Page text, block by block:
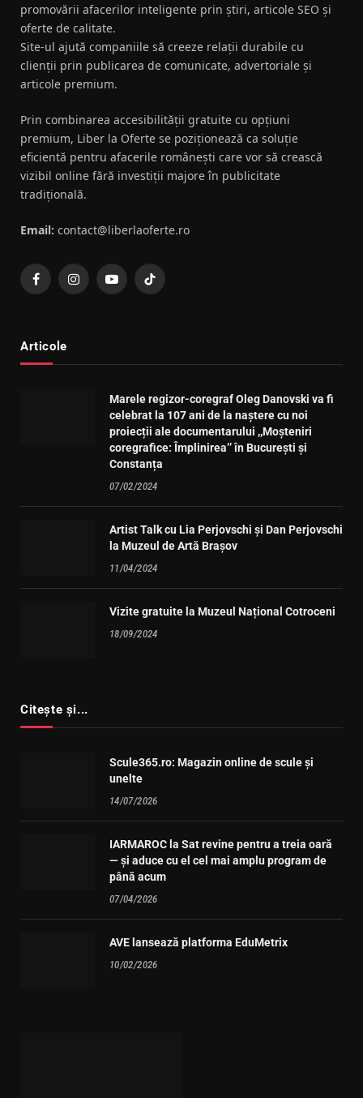
promovării afacerilor inteligente prin știri, articole SEO și
oferte de calitate.
Site-ul ajută companiile să creeze relații durabile cu
clienții prin publicarea de comunicate, advertoriale și
articole premium.
Prin combinarea accesibilității gratuite cu opțiuni
premium, Liber la Oferte se poziționează ca soluție
eficientă pentru afacerile românești care vor să crească
vizibil online fără investiții majore în publicitate
tradițională.
Email: contact@liberlaoferte.ro
FacebookInstagramYouTubeTikTok
Articole
Marele regizor-coregraf Oleg Danovski va fi
celebrat la 107 ani de la naștere cu noi
proiecții ale documentarului ,,Moșteniri
coregrafice: Împlinirea’’ în București și
Constanța
07/02/2024
Artist Talk cu Lia Perjovschi și Dan Perjovschi
la Muzeul de Artă Brașov
11/04/2024
Vizite gratuite la Muzeul Național Cotroceni
18/09/2024
Citește și...
Scule365.ro: Magazin online de scule și
unelte
14/07/2026
IARMAROC la Sat revine pentru a treia oară
— și aduce cu el cel mai amplu program de
până acum
07/04/2026
AVE lansează platforma EduMetrix
10/02/2026